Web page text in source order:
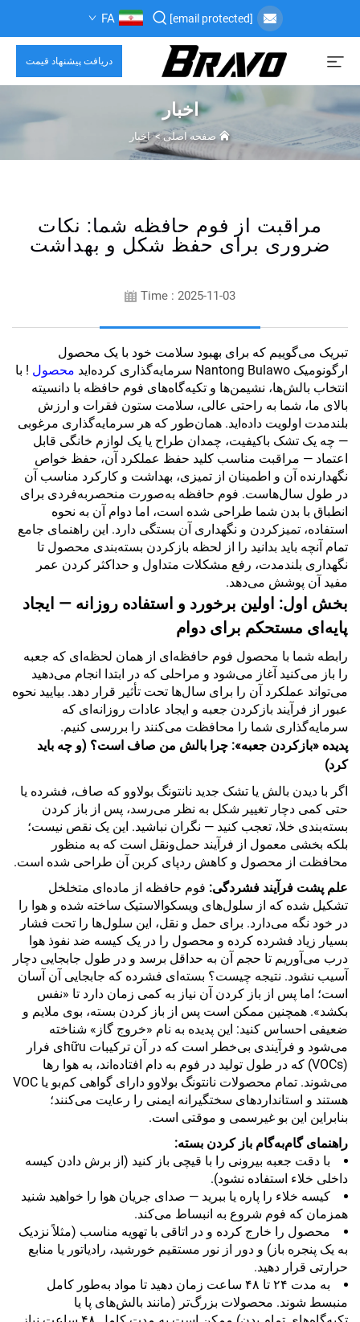
[email protected]
FA
دریافت پیشنهاد قیمت
اخبار
صفحه اصلی>اخبار
مراقبت از فوم حافظه شما: نکات
ضروری برای حفظ شکل و بهداشت
Time : 2025-11-03
تبریک می‌گوییم که برای بهبود سلامت خود با یک محصول
ارگونومیک Nantong Bulawo سرمایه‌گذاری کرده‌اید
محصول ! با
انتخاب بالش‌ها، نشیمن‌ها و تکیه‌گاه‌های فوم حافظه با دانسیته
بالای ما، شما به راحتی عالی، سلامت ستون فقرات و ارزش
بلندمدت اولویت داده‌اید. همان‌طور که هر سرمایه‌گذاری مرغوبی
— چه یک تشک باکیفیت، چمدان طراح یا یک لوازم خانگی قابل
اعتماد — مراقبت مناسب کلید حفظ عملکرد آن، حفظ خواص
نگهدارنده آن و اطمینان از تمیزی، بهداشت و کارکرد مناسب آن
در طول سال‌هاست. فوم حافظه به‌صورت منحصربه‌فردی برای
انطباق با بدن شما طراحی شده است، اما دوام آن به نحوه
استفاده، تمیزکردن و نگهداری آن بستگی دارد. این راهنمای جامع
تمام آنچه باید بدانید را از لحظه بازکردن بسته‌بندی محصول تا
نگهداری بلندمدت، رفع مشکلات متداول و حداکثر کردن عمر
مفید آن پوشش می‌دهد.
بخش اول: اولین برخورد و استفاده روزانه — ایجاد
پایه‌ای مستحکم برای دوام
رابطه شما با محصول فوم حافظه‌ای از همان لحظه‌ای که جعبه
را باز می‌کنید آغاز می‌شود و مراحلی که در ابتدا انجام می‌دهید
می‌تواند عملکرد آن را برای سال‌ها تحت تأثیر قرار دهد. بیایید نحوه
عبور از فرآیند بازکردن جعبه و ایجاد عادات روزانه‌ای که
سرمایه‌گذاری شما را محافظت می‌کنند را بررسی کنیم.
پدیده «بازکردن جعبه»: چرا بالش من صاف است؟ (و چه باید
کرد)
اگر با دیدن بالش یا تشک جدید نانتونگ بولاوو که صاف، فشرده یا
حتی کمی دچار تغییر شکل به نظر می‌رسد، پس از باز کردن
بسته‌بندی خلا، تعجب کنید — نگران نباشید. این یک نقص نیست؛
بلکه بخشی معمول از فرآیند حمل‌ونقل است که به منظور
محافظت از محصول و کاهش ردپای کربن آن طراحی شده است.
علم پشت فرآیند فشردگی: فوم حافظه از ماده‌ای متخلخل
تشکیل شده که از سلول‌های ویسکوالاستیک ساخته شده و هوا را
در خود نگه می‌دارد. برای حمل و نقل، این سلول‌ها را تحت فشار
بسیار زیاد فشرده کرده و محصول را در یک کیسه ضد نفوذ هوا
درب می‌آوریم تا حجم آن به حداقل برسد و در طول جابجایی دچار
آسیب نشود. نتیجه چیست؟ بسته‌ای فشرده که جابجایی آن آسان
است؛ اما پس از باز کردن آن نیاز به کمی زمان دارد تا «نفس
بکشد». همچنین ممکن است پس از باز کردن بسته، بوی ملایم و
ضعیفی احساس کنید: این پدیده به نام «خروج گاز» شناخته
می‌شود و فرآیندی بی‌خطر است که در آن ترکیبات hữuی فرار
(VOCs) که در طول تولید در فوم به دام افتاده‌اند، به هوا رها
می‌شوند. تمام محصولات نانتونگ بولاوو دارای گواهی کم‌بو یا VOC
هستند و استانداردهای سختگیرانه ایمنی را رعایت می‌کنند؛
بنابراین این بو غیرسمی و موقتی است.
راهنمای گام‌به‌گام باز کردن بسته:
با دقت جعبه بیرونی را با قیچی باز کنید (از برش دادن کیسه
داخلی خلاء استفاده نشود).
کیسه خلاء را پاره یا ببرید — صدای جریان هوا را خواهید شنید
همزمان که فوم شروع به انبساط می‌کند.
محصول را خارج کرده و در اتاقی با تهویه مناسب (مثلاً نزدیک
به یک پنجره باز) و دور از نور مستقیم خورشید، رادیاتور یا منابع
حرارتی قرار دهید.
به مدت ۲۴ تا ۴۸ ساعت زمان دهید تا مواد به‌طور کامل
منبسط شوند. محصولات بزرگ‌تر (مانند بالش‌های پا یا